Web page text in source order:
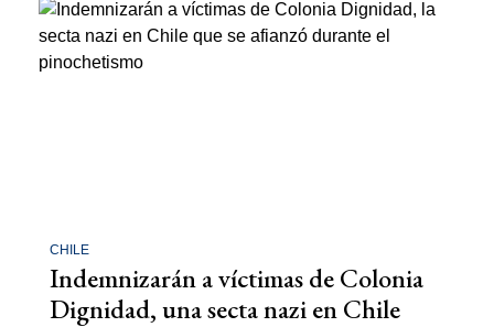
CHILE
Indemnizarán a víctimas de Colonia
Dignidad, una secta nazi en Chile